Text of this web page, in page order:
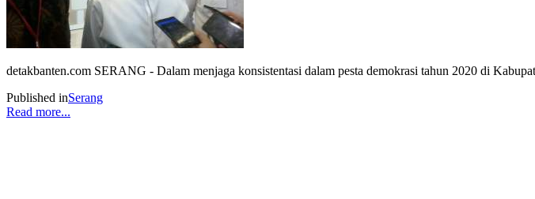
detakbanten.com SERANG - Dalam menjaga konsistentasi dalam pesta demokrasi tahun 2020 di
Published inSerang
Read more...